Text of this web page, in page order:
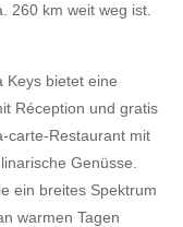
260 km weit weg ist.
Keys bietet eine
Réception und gratis
carte-Restaurant mit
Genüsse.
ein breites Spektrum
warmen Tagen